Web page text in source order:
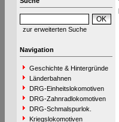
zur erweiterten Suche
Navigation
Geschichte & Hintergründe
Länderbahnen
DRG-Einheitslokomotiven
DRG-Zahnradlokomotiven
DRG-Schmalspurlok.
Kriegslokomotiven